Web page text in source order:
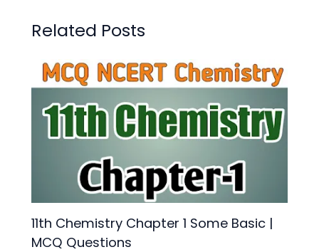
Related Posts
11th Chemistry Chapter 1 Some Basic |
MCQ Questions